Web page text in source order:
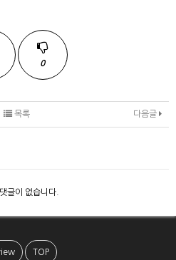
0
다음글
목록
글이 없습니다.
TOP